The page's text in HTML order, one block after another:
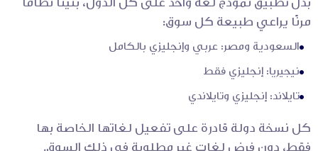
بدل تطبيق نموذج لغة واحد على كل الدول، بنينا نظامًا
مرنًا يراعي طبيعة كل سوق:
السعودية ومصر: عربي وإنجليزي بالكامل
نيجيريا: إنجليزي فقط
تايلاند: إنجليزي وتايلاندي
كل نسخة دولة قادرة على تفعيل لغاتها الخاصة بها
فقط، دون فرض لغات غير مطلوبة في ذلك السوق.